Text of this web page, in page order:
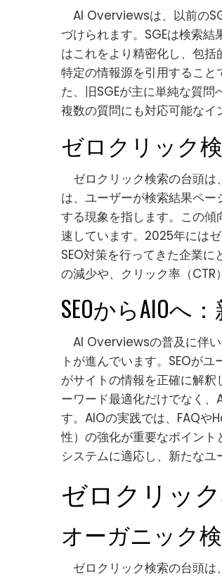
AI Overviewsは、以前の
づけられます。SGEは検索
はこれをより精密化し、包
特定の情報源を引用するこ
た、旧SGEが主に単純な質
複数の質問にも対応可能なイ
ゼロクリック
ゼロクリック検索の台頭は
は、ユーザーが検索結果ペ
する現象を指します。この
速しています。2025年には
SEO対策を行ってきた企業
の減少や、クリック率（CTR
SEOからAIOへ
AI Overviewsの普及に伴い
トが進んでいます。SEOが
がサイトの情報を正確に解
ーワード最適化だけでなく
す。AIOの実践では、FAQや
性）の強化が重要なポイント
システムに適応し、新たなユ
ゼロクリッ
オーガニック
ゼロクリック検索の台頭は